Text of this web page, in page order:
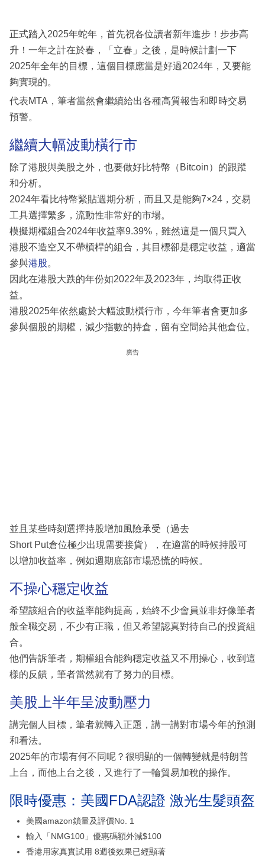
閱
專
區
正式踏入2025年蛇年，首先祝各位讀者新年進步！步步高
升！一年之計在於春，「立春」之後，是時候計劃一下
2025年全年的目標，這個目標應當是好過2024年，又要能
夠實現的。
代表MTA，筆者當然會繼續給出各種高質報告和即時交易
預警。
繼續大幅波動橫行市
除了港股與美股之外，也要做好比特幣（Bitcoin）的跟蹤
和分析。
2024年看比特幣緊貼週期分析，而且又是能夠7×24，交易
工具選擇繁多，流動性非常好的市場。
模擬期權組合2024年收益率9.39%，雖然這是一個只買入
港股不造空又不帶槓桿的組合，其目標卻是穩定收益，適當
參與港股。
因此在港股大跌的年份如2022年及2023年，均取得正收
益。
港股2025年依然處於大幅波動橫行市，今年筆者會更加多
參與個股的期權，減少指數的持倉，留有空間給其他倉位。
廣告
並且某些時刻選擇持股增加風險承受（過去
Short Put倉位極少出現需要接貨），在適當的時候持股可
以增加收益率，例如週期底部市場恐慌的時候。
不操心穩定收益
希望該組合的收益率能夠提高，始終不少會員並非好像筆者
般全職交易，不少有正職，但又希望認真對待自己的投資組
合。
他們告訴筆者，期權組合能夠穩定收益又不用操心，收到這
樣的反饋，筆者當然就有了努力的目標。
美股上半年呈波動壓力
講完個人目標，筆者就轉入正題，講一講對市場今年的預測
和看法。
2025年的市場有何不同呢？很明顯的一個轉變就是特朗普
上台，而他上台之後，又進行了一輪貿易加稅的操作。
限時優惠：美國FDA認證 激光生髮頭盔
美國amazon鎖量及評價No. 1
輸入「NMG100」優惠碼額外減$100
香港用家真實試用 8週後效果已經顯著